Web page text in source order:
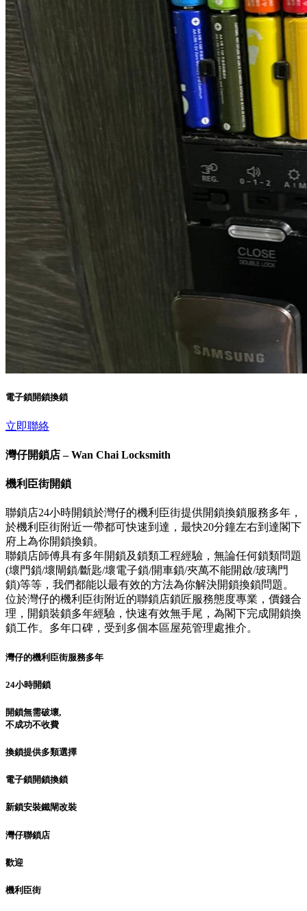
電子鎖開鎖換鎖
立即聯絡
灣仔開鎖店 – Wan Chai Locksmith
機利臣街開鎖
聯鎖店24小時開鎖於灣仔的機利臣街提供開鎖換鎖服務多年，
於機利臣街附近一帶都可快速到達，最快20分鐘左右到達閣下
府上為你開鎖換鎖。
聯鎖店師傅具有多年開鎖及鎖類工程經驗，無論任何鎖類問題
(壞門鎖/壞閘鎖/斷匙/壞電子鎖/開車鎖/夾萬不能開啟/玻璃門
鎖)等等，我們都能以最有效的方法為你解決開鎖換鎖問題。
位於灣仔的機利臣街附近的聯鎖店鎖匠服務態度專業，價錢合
理，開鎖裝鎖多年經驗，快速有效無手尾，為閣下完成開鎖換
鎖工作。多年口碑，受到多個本區屋苑管理處推介。
灣仔的機利臣街服務多年
24小時開鎖
開鎖無需破壞,
不成功不收費
換鎖提供多類選擇
電子鎖開鎖換鎖
新鎖安裝鐵閘改裝
灣仔聯鎖店
歡迎
機利臣街